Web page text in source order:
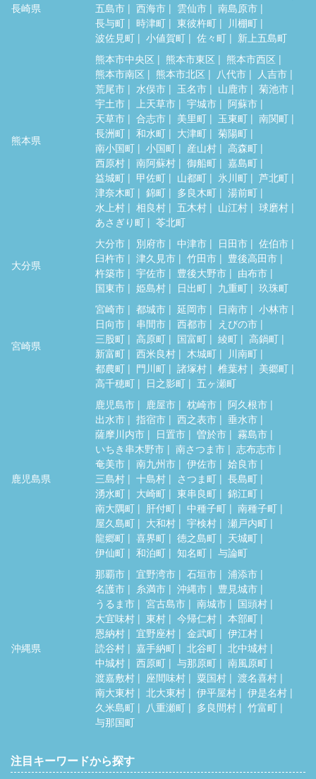
長崎県
五島市
西海市 雲仙市
南島原市
長与町
時津町 東彼杵町
川棚町
波佐見町
小値賀町 佐々町 新上五島町
熊本県
熊本市中央区 熊本市東区
熊本市西区
熊本市南区
熊本市北区 八代市
人吉市
荒尾市
水俣市 玉名市 山鹿市
菊池市
宇土市
上天草市 宇城市
阿蘇市
天草市
合志市 美里町 玉東町
南関町
長洲町
和水町 大津町
菊陽町
南小国町
小国町 産山村
高森町
西原村
南阿蘇村 御船町
嘉島町
益城町
甲佐町 山都町 氷川町
芦北町
津奈木町
錦町 多良木町
湯前町
水上村
相良村 五木村 山江村
球磨村
あさぎり町
苓北町
大分県
大分市 別府市 中津市 日田市
佐伯市
臼杵市
津久見市 竹田市
豊後高田市
杵築市
宇佐市 豊後大野市
由布市
国東市
姫島村 日出町 九重町 玖珠町
宮崎県
宮崎市 都城市 延岡市 日南市
小林市
日向市
串間市 西都市
えびの市
三股町
高原町 国富町 綾町
高鍋町
新富町
西米良村 木城町
川南町
都農町
門川町 諸塚村 椎葉村
美郷町
高千穂町
日之影町 五ヶ瀬町
鹿児島県
鹿児島市 鹿屋市 枕崎市
阿久根市
出水市
指宿市 西之表市
垂水市
薩摩川内市
日置市 曽於市
霧島市
いちき串木野市
南さつま市
志布志市
奄美市
南九州市 伊佐市
姶良市
三島村
十島村 さつま町
長島町
湧水町
大崎町 東串良町
錦江町
南大隅町
肝付町 中種子町
南種子町
屋久島町
大和村 宇検村
瀬戸内町
龍郷町
喜界町 徳之島町
天城町
伊仙町
和泊町 知名町 与論町
沖縄県
那覇市 宜野湾市 石垣市
浦添市
名護市
糸満市 沖縄市
豊見城市
うるま市
宮古島市 南城市
国頭村
大宜味村
東村 今帰仁村
本部町
恩納村
宜野座村 金武町
伊江村
読谷村
嘉手納町 北谷町
北中城村
中城村
西原町 与那原町
南風原町
渡嘉敷村
座間味村 粟国村
渡名喜村
南大東村
北大東村 伊平屋村
伊是名村
久米島町
八重瀬町 多良間村
竹富町
与那国町
注目キーワードから探す